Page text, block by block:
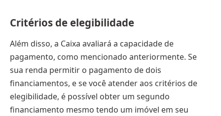
Critérios de elegibilidade
Além disso, a Caixa avaliará a capacidade de
pagamento, como mencionado anteriormente. Se
sua renda permitir o pagamento de dois
financiamentos, e se você atender aos critérios de
elegibilidade, é possível obter um segundo
financiamento mesmo tendo um imóvel em seu